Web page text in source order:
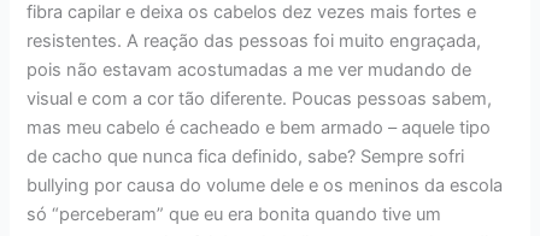
fibra capilar e deixa os cabelos dez vezes mais fortes e
resistentes. A reação das pessoas foi muito engraçada,
pois não estavam acostumadas a me ver mudando de
visual e com a cor tão diferente. Poucas pessoas sabem,
mas meu cabelo é cacheado e bem armado – aquele tipo
de cacho que nunca fica definido, sabe? Sempre sofri
bullying por causa do volume dele e os meninos da escola
só “perceberam” que eu era bonita quando tive um